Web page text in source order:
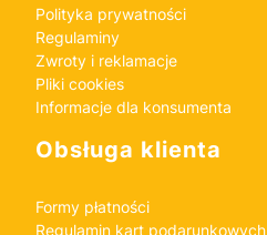
Polityka prywatności
Regulaminy
Zwroty i reklamacje
Pliki cookies
Informacje dla konsumenta
Obsługa klienta
Formy płatności
Regulamin kart podarunkowych